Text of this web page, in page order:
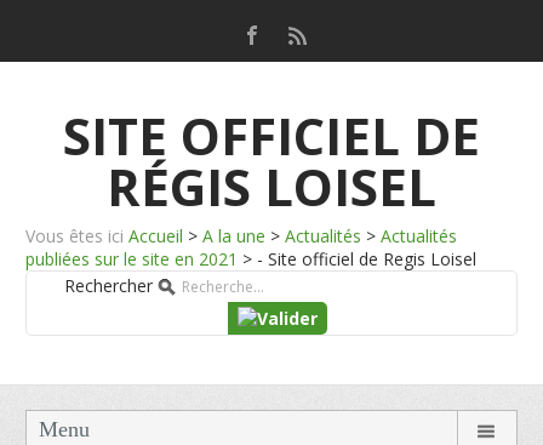
SITE OFFICIEL DE
RÉGIS LOISEL
Vous êtes ici Accueil > A la une > Actualités > Actualités
publiées sur le site en 2021 > - Site officiel de Regis Loisel
Rechercher
Menu